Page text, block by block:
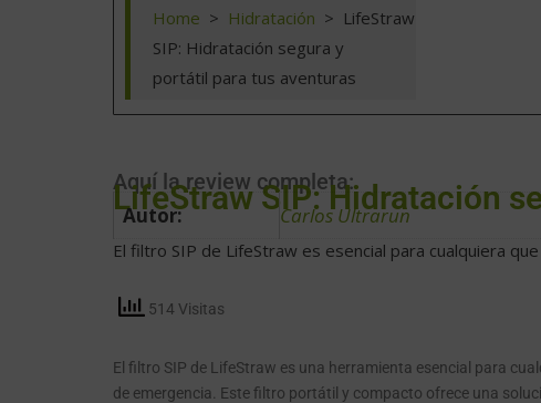
Home > Hidratación > LifeStraw
SIP: Hidratación segura y
portátil para tus aventuras
Aquí la review completa:
LifeStraw SIP: Hidratación
Autor: Carlos Ultrarun
El filtro SIP de LifeStraw es esencial para cualquiera
514 Visitas
El filtro SIP de LifeStraw es una herramienta esencial para
de emergencia. Este filtro portátil y compacto ofrece una